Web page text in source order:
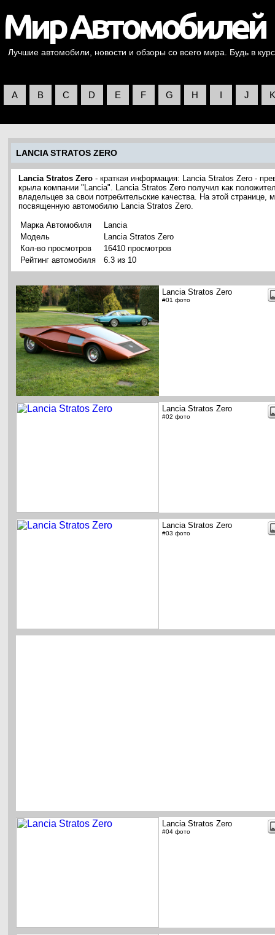
Лучшие автомобили, новости и обзоры со всего мира. Будь в
A B C D E F G H I J K
LANCIA STRATOS ZERO
Lancia Stratos Zero - краткая информация: Lancia Stratos Zero -
крыла компании "Lancia". Lancia Stratos Zero получил как
владельцев за свои потребительские качества. На этой
посвященную автомобилю Lancia Stratos Zero.
Марка Автомобиля
Lancia
Модель
Lancia Stratos Zero
Кол-во просмотров
16410 просмотров
Рейтинг автомобиля
6.3 из 10
Lancia Stratos Zero
#01 фото
Lancia Stratos Zero
#02 фото
Lancia Stratos Zero
#03 фото
Lancia Stratos Zero
#04 фото